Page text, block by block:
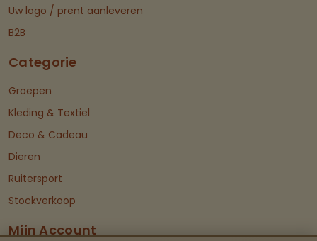
Uw logo / prent aanleveren
B2B
Categorie
Groepen
Kleding & Textiel
Deco & Cadeau
Dieren
Ruitersport
Stockverkoop
Mijn Account